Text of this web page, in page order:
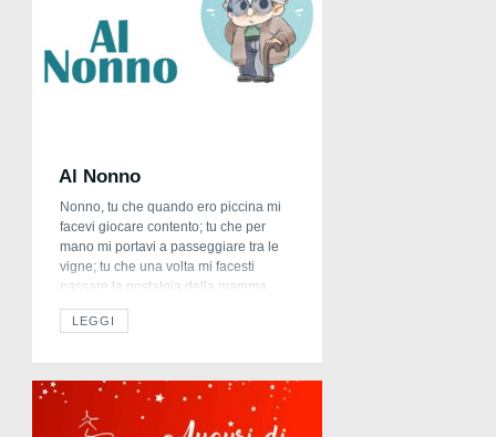
Al Nonno
Nonno, tu che quando ero piccina mi
facevi giocare contento; tu che per
mano mi portavi a passeggiare tra le
vigne; tu che una volta mi facesti
passare la nostalgia della mamma
parlandomi con la tua voce calda; tu
che mi raccontavi episodi della vita
come il nonno dalle […]
LEGGI